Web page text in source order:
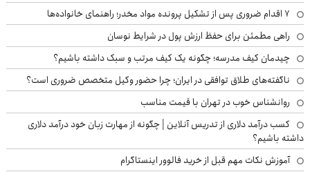
۷ اقدام ضروری پس از تشکیل پرونده مواد مخدر؛ راهنمای خانواده‌ها
راهی مطمئن برای حفظ ارزش پول در شرایط نوسان
چیدمان کیف مدرسه؛ چگونه یک کیف مرتب و سبک داشته باشیم؟
ناگفته‌های طلاق توافقی در ایران؛ چرا حضور وکیل متخصص ضروری است؟
روانشناس خوب در تهران با قیمت مناسب
کسب درآمد دلاری از تدریس آنلاین | چگونه از مهارت زبان خود درآمد دلاری
داشته باشیم؟
آموزش نکات مهم قبل از خرید فالوور اینستاگرام